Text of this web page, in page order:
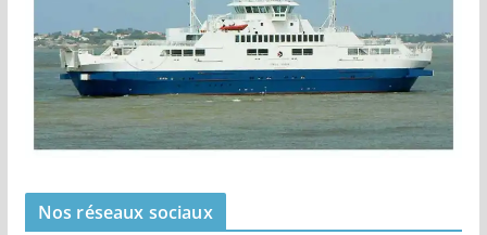
Nos réseaux sociaux